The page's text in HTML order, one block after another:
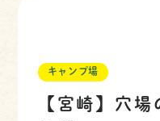
キャンプ場
【宮崎】穴